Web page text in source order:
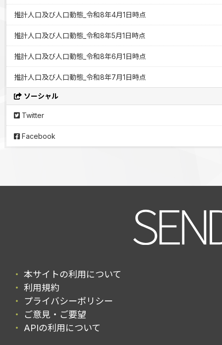
推計人口及び人口動態_令和8年4月1日時点
推計人口及び人口動態_令和8年5月1日時点
推計人口及び人口動態_令和8年6月1日時点
推計人口及び人口動態_令和8年7月1日時点
ソーシャル
Twitter
Facebook
本サイトの利用について
利用規約
プライバシーポリシー
ご意見・ご要望
APIの利用について